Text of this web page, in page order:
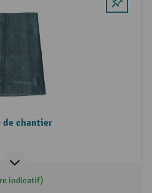
de chantier
indicatif)